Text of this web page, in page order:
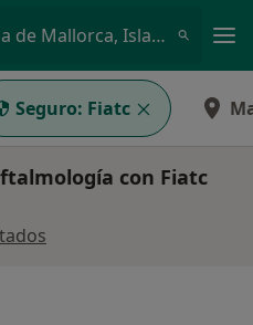
Oftalmología • Palma de Mallorca, Islas Baleares
Seguro: Fiatc
con Fiatc